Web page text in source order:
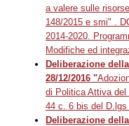
a valere sulle
148/2015 e smi" .
2014-2020.
Modifiche ed
Deliberazione
28/12/2016 "
di Politica Attiva del
44 c. 6 bis del
Deliberazione